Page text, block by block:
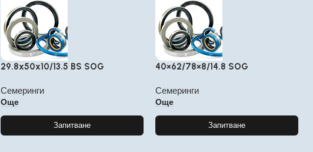
29.8x50x10/13.5 BS SOG
Семеринги
Още
Запитване
40×62/78×8/14.8 SOG
Семеринги
Още
Запитване